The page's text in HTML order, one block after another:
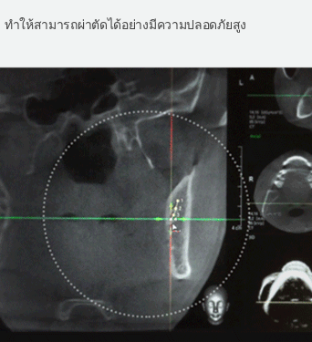
ำให้สามารถผ่าตัดได้อย่างมีความปลอดภัยสูง